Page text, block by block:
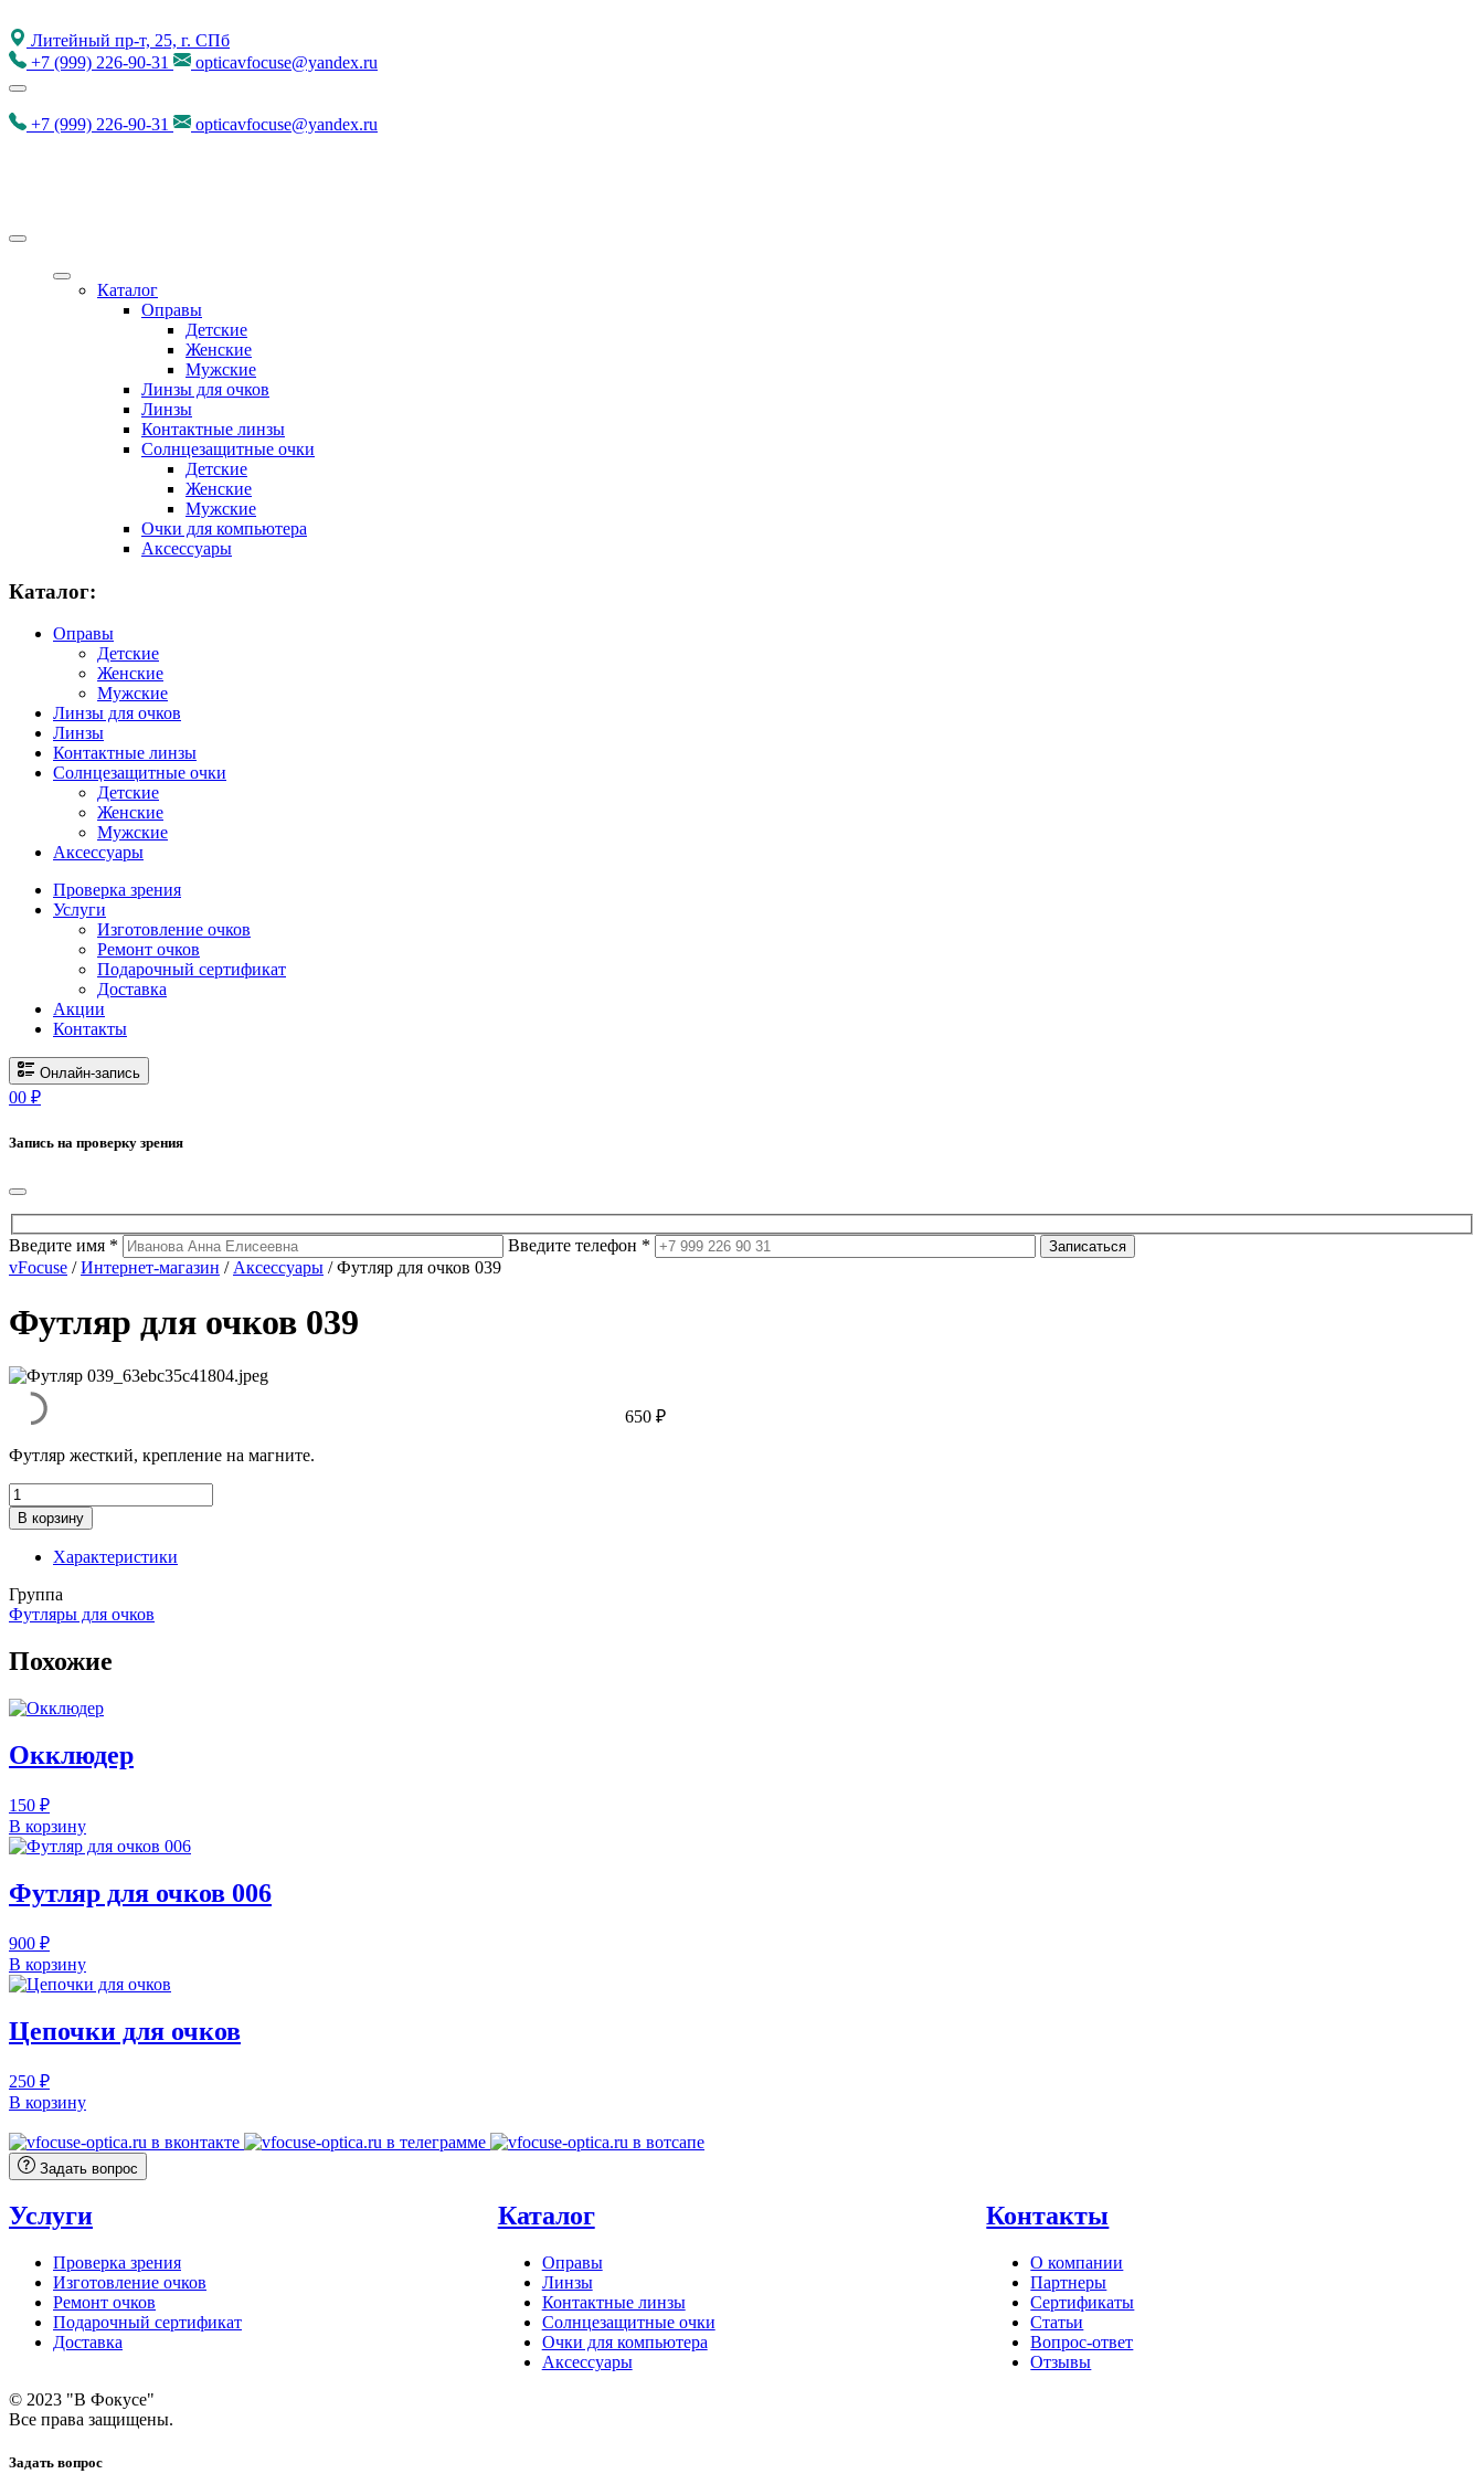
Литейный пр-т, 25, г. СПб
+7 (999) 226-90-31 opticavfocuse@yandex.ru
+7 (999) 226-90-31 opticavfocuse@yandex.ru
Каталог
Оправы
Детские
Женские
Мужские
Линзы для очков
Линзы
Контактные линзы
Солнцезащитные очки
Детские
Женские
Мужские
Очки для компьютера
Аксессуары
Каталог:
Оправы
Детские
Женские
Мужские
Линзы для очков
Линзы
Контактные линзы
Солнцезащитные очки
Детские
Женские
Мужские
Аксессуары
Проверка зрения
Услуги
Изготовление очков
Ремонт очков
Подарочный сертификат
Доставка
Акции
Контакты
Онлайн-запись
00 ₽
Запись на проверку зрения
Введите имя * Введите телефон * Записаться
vFocuse /Интернет-магазин / Аксессуары / Футляр для очков 039
Футляр для очков 039
650 ₽
Футляр жесткий, крепление на магните.
Количество
товара
Футляр
039
В корзину
Характеристики
Группа
Футляры для очков
Похожие
Окклюдер
150 ₽
В корзину
Футляр для очков 006
900 ₽
В корзину
Цепочки для очков
250 ₽
В корзину
Задать вопрос
Услуги
Проверка зрения
Изготовление очков
Ремонт очков
Подарочный сертификат
Доставка
Каталог
Оправы
Линзы
Контактные линзы
Солнцезащитные очки
Очки для компьютера
Аксессуары
Контакты
О компании
Партнеры
Сертификаты
Статьи
Вопрос-ответ
Отзывы
© 2023 "В Фокусе"
Все права защищены.
Задать вопрос